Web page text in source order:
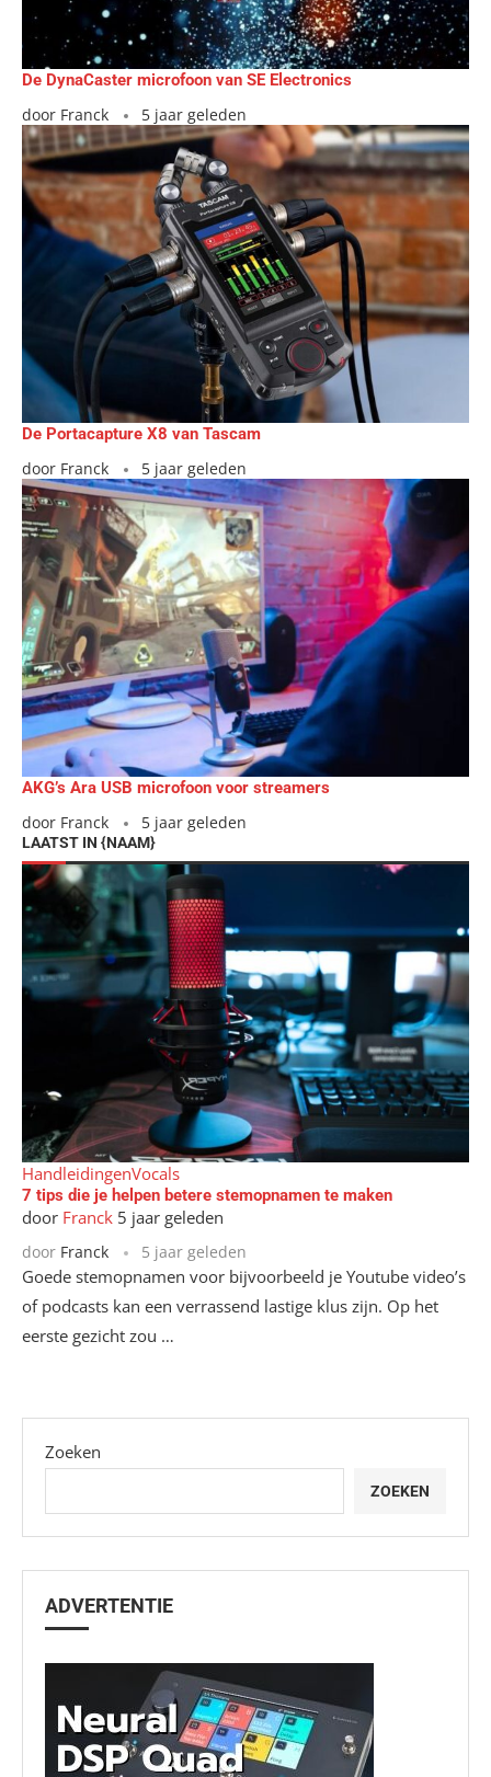
De DynaCaster microfoon van SE Electronics
door Franck 5 jaar geleden
De Portacapture X8 van Tascam
door Franck 5 jaar geleden
AKG’s Ara USB microfoon voor streamers
door Franck 5 jaar geleden
LAATST IN {NAAM}
HandleidingenVocals
7 tips die je helpen betere stemopnamen te maken
door Franck 5 jaar geleden
door Franck 5 jaar geleden
Goede stemopnamen voor bijvoorbeeld je Youtube video’s
of podcasts kan een verrassend lastige klus zijn. Op het
eerste gezicht zou …
Zoeken
ZOEKEN
ADVERTENTIE